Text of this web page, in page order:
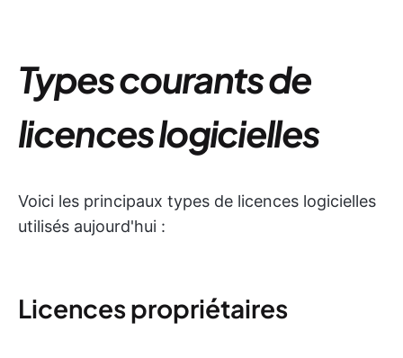
Types courants de
licences logicielles
Voici les principaux types de licences logicielles
utilisés aujourd'hui :
Licences propriétaires